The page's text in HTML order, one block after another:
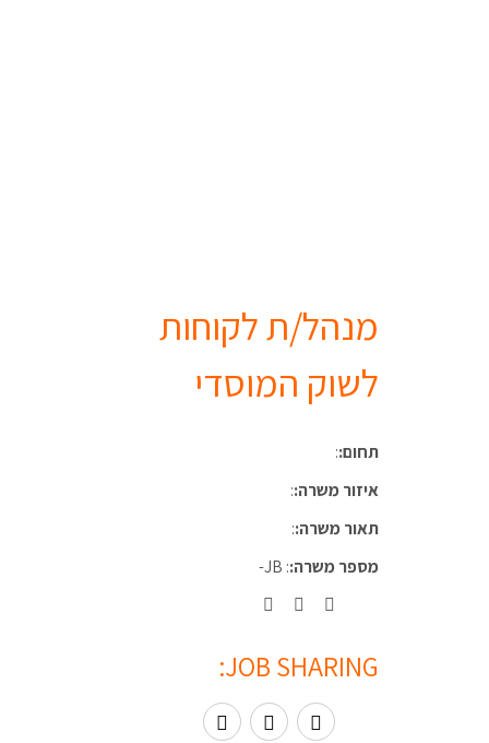
מנהל/ת לקוחות
לשוק המוסדי
תחום::
איזור משרה::
תאור משרה::
מספר משרה:: JB-
JOB SHARING: